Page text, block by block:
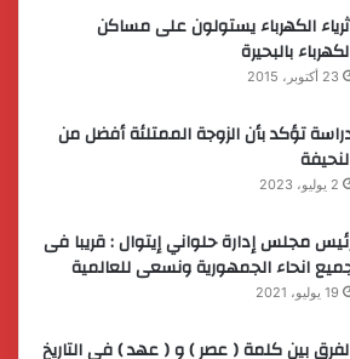
الكهرباء يستولون على مساكن
بالبحيرة
23 أكتوبر، 2015
تؤكد بأن الزوجة الممتلئة أفضل من
2 يوليو، 2023
مجلس إدارة حلواني إيتوال : قريبا فى
انحاء الجمهورية ونسعى للعالمية
19 يوليو، 2021
بين كلمة ( عصر ) و ( عهد ) فى التاريخ